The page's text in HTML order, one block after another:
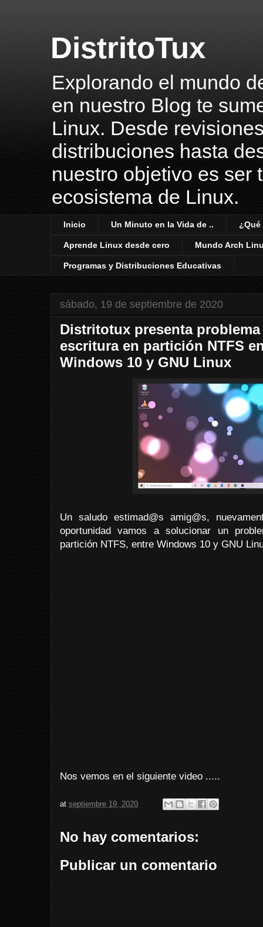
DistritoTux
Explorando el mundo
en nuestro Blog te
Linux. Desde
distribuciones hasta
nuestro objetivo es ser
ecosistema de Linux.
Inicio Un Minuto en la Vida de .. ¿Qué
Aprende Linux desde cero Mundo Arch
Programas y Distribuciones Educativas
sábado, 19 de septiembre de 2020
Distritotux presenta
escritura en partición NTFS
Windows 10 y GNU Linux
Un saludo estimad@s amig@s,
oportunidad vamos a solucionar un
partición NTFS, entre Windows 10 y GNU
Nos vemos en el siguiente video .....
at septiembre 19, 2020
No hay comentarios:
Publicar un comentario